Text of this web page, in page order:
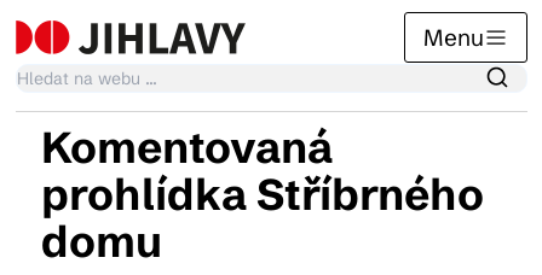
Menu
Kalendář akcí
Tradiční akce
Komentovaná
prohlídka Stříbrného
domu